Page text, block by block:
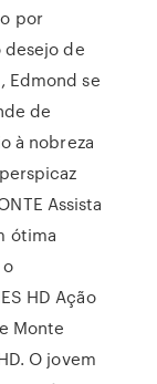
por
desejo de
Edmond se
de
à nobreza
Assista
ótima
HD Ação
Monte
O jovem